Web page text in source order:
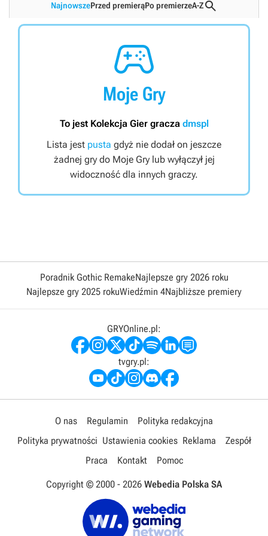
NajnowszePrzed premierąPo premierzeA-Z

Moje Gry
To jest Kolekcja Gier gracza dmspl
Lista jest pusta gdyż nie dodał on jeszcze
żadnej gry do Moje Gry lub wyłączył jej
widoczność dla innych graczy.
Poradnik Gothic RemakeNajlepsze gry 2026 roku
Najlepsze gry 2025 rokuWiedźmin 4Najbliższe premiery
GRYOnline.pl:
tvgry.pl:
O nas Regulamin
Polityka redakcyjna
Polityka prywatności Ustawienia cookies Reklama
Zespół
Praca
Kontakt Pomoc
Copyright © 2000 - 2026 Webedia Polska SA